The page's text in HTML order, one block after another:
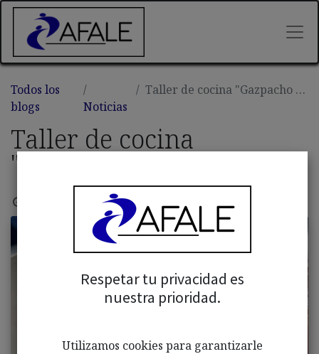
Todos los
blogs
Noticias
Taller de cocina "Gazpacho andaluz"
Taller de cocina
"Gazpacho andaluz"
28 febrero, 2025por Admin Afale
Respetar tu privacidad es
nuestra prioridad.
Utilizamos cookies para garantizarle